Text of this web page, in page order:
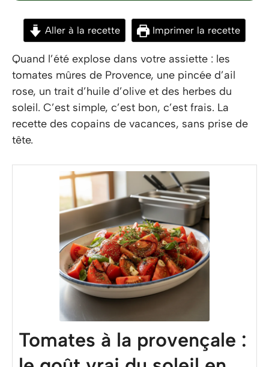
Aller à la recette Imprimer la recette
Quand l’été explose dans votre assiette : les
tomates mûres de Provence, une pincée d’ail
rose, un trait d’huile d’olive et des herbes du
soleil. C’est simple, c’est bon, c’est frais. La
recette des copains de vacances, sans prise de
tête.
Tomates à la provençale :